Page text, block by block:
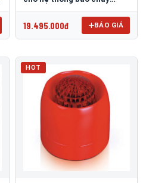
19.495.000đ BÁO GIÁ
HOT